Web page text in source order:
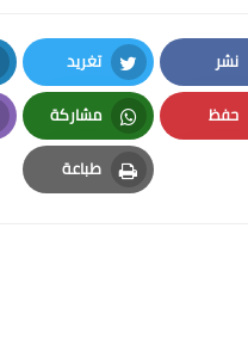
نشر
Facebook
تغريد
Twitter
حفظ
Pinterest
مشاركة
Whatsapp
طباعة
Print